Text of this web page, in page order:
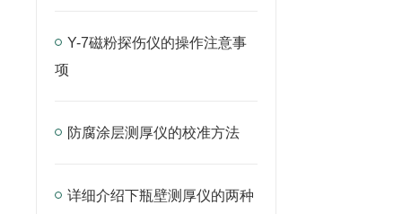
Y-7磁粉探伤仪的操作注意事
项
防腐涂层测厚仪的校准方法
详细介绍下瓶壁测厚仪的两种